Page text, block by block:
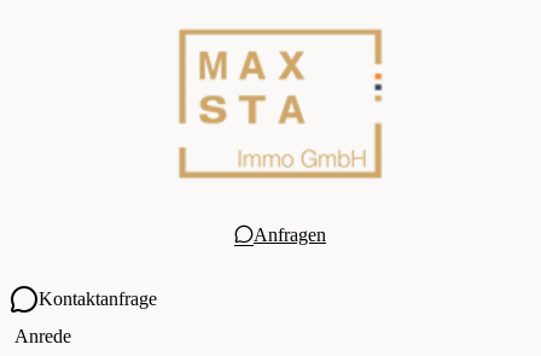
Anfragen
Kontaktanfrage
Ihre Kontaktdaten
Anrede